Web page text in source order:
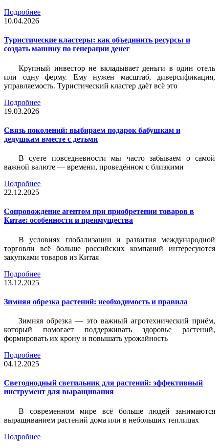
Подробнее
10.04.2026
Туристические кластеры: как объединить ресурсы и
создать машину по генерации денег
Крупный инвестор не вкладывает деньги в один отель
или одну ферму. Ему нужен масштаб, диверсификация,
управляемость. Туристический кластер даёт всё это
Подробнее
19.03.2026
Связь поколений: выбираем подарок бабушкам и
дедушкам вместе с детьми
В суете повседневности мы часто забываем о самой
важной валюте — времени, проведённом с близкими
Подробнее
22.12.2025
Сопровождение агентом при приобретении товаров в
Китае: особенности и преимущества
В условиях глобализации и развития международной
торговли всё больше российских компаний интересуются
закупками товаров из Китая
Подробнее
13.12.2025
Зимняя обрезка растений: необходимость и правила
Зимняя обрезка — это важный агротехнический приём,
который помогает поддерживать здоровье растений,
формировать их крону и повышать урожайность
Подробнее
04.12.2025
Светодиодный светильник для растений: эффективный
инструмент для выращивания
В современном мире всё больше людей занимаются
выращиванием растений дома или в небольших теплицах
Подробнее